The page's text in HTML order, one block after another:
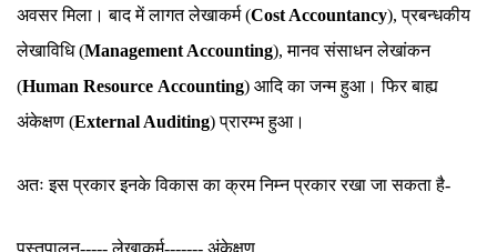
अवसर मिला। बाद में लागत लेखाकर्म (Cost Accountancy), प्रबन्धकीय
लेखाविधि (Management Accounting), मानव संसाधन लेखांकन
(Human Resource Accounting) आदि का जन्म हुआ। फिर बाह्य
अंकेक्षण (External Auditing) प्रारम्भ हुआ।
अतः इस प्रकार इनके विकास का क्रम निम्न प्रकार रखा जा सकता है-
पुस्तपालन----- लेखाकर्म------- अंकेक्षण